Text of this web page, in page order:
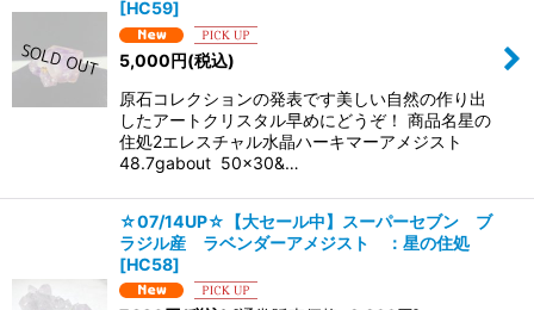
[HC59]
5,000円(税込)
原石コレクションの発表です美しい自然の作り出
したアートクリスタル早めにどうぞ！ 商品名星の
住処2エレスチャル水晶ハーキマーアメジスト
48.7gabout 50×30&…
☆07/14UP☆【大セール中】スーパーセブン ブ
ラジル産 ラベンダーアメジスト ：星の住処
[HC58]